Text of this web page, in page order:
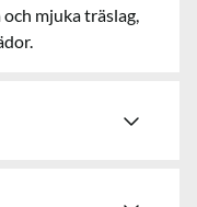
mjuka träslag,